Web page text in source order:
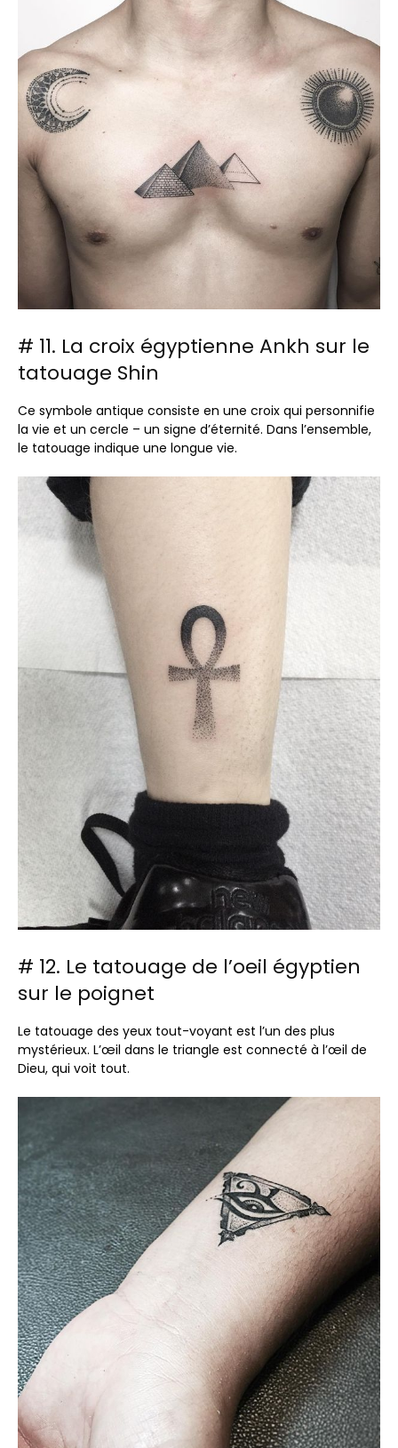
# 11. La croix égyptienne Ankh sur le
tatouage Shin
Ce symbole antique consiste en une croix qui personnifie
la vie et un cercle – un signe d’éternité. Dans l’ensemble,
le tatouage indique une longue vie.
# 12. Le tatouage de l’oeil égyptien
sur le poignet
Le tatouage des yeux tout-voyant est l’un des plus
mystérieux. L’œil dans le triangle est connecté à l’œil de
Dieu, qui voit tout.